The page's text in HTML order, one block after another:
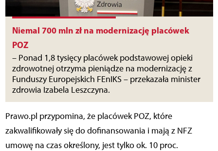
Niemal 700 mln zł na modernizację placówek
POZ
– Ponad 1,8 tysięcy placówek podstawowej opieki
zdrowotnej otrzyma pieniądze na modernizację z
Funduszy Europejskich FEnIKS – przekazała minister
zdrowia Izabela Leszczyna.
Prawo.pl przypomina, że placówek POZ, które
zakwalifikowały się do dofinansowania i mają z NFZ
umowę na czas określony, jest tylko ok. 10 proc.